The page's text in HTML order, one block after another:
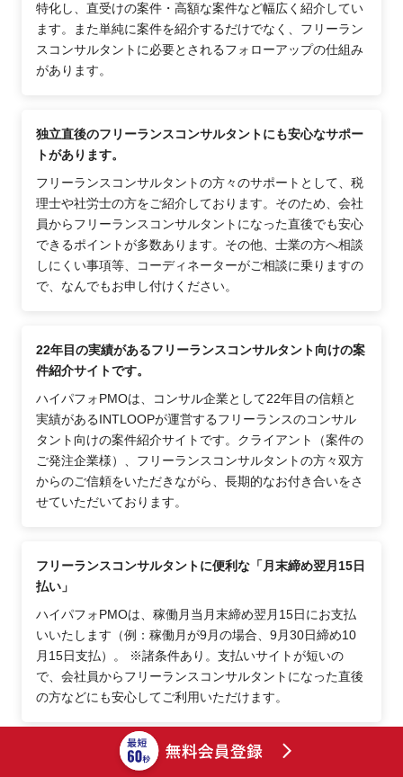
特化し、直受けの案件・高額な案件など幅広く紹介してい
ます。また単純に案件を紹介するだけでなく、フリーラン
スコンサルタントに必要とされるフォローアップの仕組み
があります。
独立直後のフリーランスコンサルタントにも安心なサポー
トがあります。
フリーランスコンサルタントの方々のサポートとして、税
理士や社労士の方をご紹介しております。そのため、会社
員からフリーランスコンサルタントになった直後でも安心
できるポイントが多数あります。その他、士業の方へ相談
しにくい事項等、コーディネーターがご相談に乗りますの
で、なんでもお申し付けください。
22年目の実績があるフリーランスコンサルタント向けの案
件紹介サイトです。
ハイパフォPMOは、コンサル企業として22年目の信頼と
実績があるINTLOOPが運営するフリーランスのコンサル
タント向けの案件紹介サイトです。クライアント（案件の
ご発注企業様）、フリーランスコンサルタントの方々双方
からのご信頼をいただきながら、長期的なお付き合いをさ
せていただいております。
フリーランスコンサルタントに便利な「月末締め翌月15日
払い」
ハイパフォPMOは、稼働月当月末締め翌月15日にお支払
いいたします（例：稼働月が9月の場合、9月30日締め10
月15日支払）。 ※諸条件あり。支払いサイトが短いの
で、会社員からフリーランスコンサルタントになった直後
の方などにも安心してご利用いただけます。
現在稼働中のフリーランスコンサルタントの登録も歓迎し